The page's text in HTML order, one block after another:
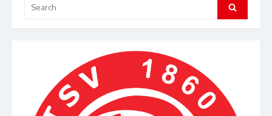
for:
Search